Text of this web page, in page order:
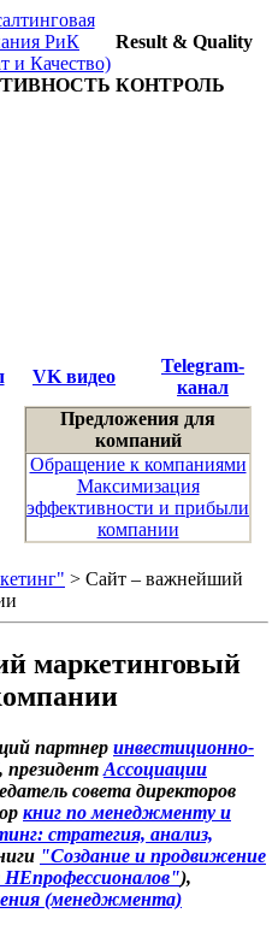
Result & Quality
КОНТРОЛЬ
VK видео
Telegram-
канал
Предложения для
компаний
Обращение к компаниями
Максимизация
эффективности и прибыли
компании
> Сайт – важнейший
маркетинговый
партнер инвестиционно-
, президент Ассоциации
совета директоров
книг по менеджменту и
стратегия, анализ,
"Создание и продвижение
),
(менеджмента)